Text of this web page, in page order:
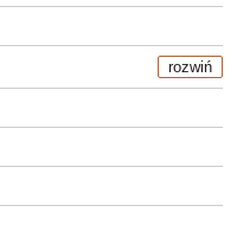
rozwiń